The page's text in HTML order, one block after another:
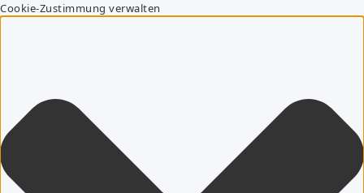
Cookie-Zustimmung verwalten